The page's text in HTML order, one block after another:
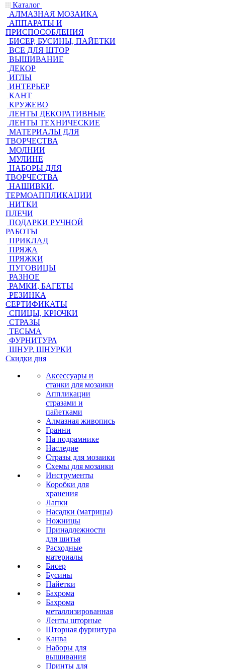
Каталог
АЛМАЗНАЯ МОЗАИКА
АППАРАТЫ И
ПРИСПОСОБЛЕНИЯ
БИСЕР, БУСИНЫ, ПАЙЕТКИ
ВСЕ ДЛЯ ШТОР
ВЫШИВАНИЕ
ДЕКОР
ИГЛЫ
ИНТЕРЬЕР
КАНТ
КРУЖЕВО
ЛЕНТЫ ДЕКОРАТИВНЫЕ
ЛЕНТЫ ТЕХНИЧЕСКИЕ
МАТЕРИАЛЫ ДЛЯ
ТВОРЧЕСТВА
МОЛНИИ
МУЛИНЕ
НАБОРЫ ДЛЯ
ТВОРЧЕСТВА
НАШИВКИ,
ТЕРМОАППЛИКАЦИИ
НИТКИ
ПЛЕЧИ
ПОДАРКИ РУЧНОЙ
РАБОТЫ
ПРИКЛАД
ПРЯЖА
ПРЯЖКИ
ПУГОВИЦЫ
РАЗНОЕ
РАМКИ, БАГЕТЫ
РЕЗИНКА
СЕРТИФИКАТЫ
СПИЦЫ, КРЮЧКИ
СТРАЗЫ
ТЕСЬМА
ФУРНИТУРА
ШНУР, ШНУРКИ
Скидки дня
Аксессуары и
станки для мозаики
Аппликации
стразами и
пайетками
Алмазная живопись
Гранни
На подрамнике
Наследие
Стразы для мозаики
Схемы для мозаики
Инструменты
Коробки для
хранения
Лапки
Насадки (матрицы)
Ножницы
Принадлежности
для шитья
Расходные
материалы
Бисер
Бусины
Пайетки
Бахрома
Бахрома
металлизированная
Ленты шторные
Шторная фурнитура
Канва
Наборы для
вышивания
Принты для